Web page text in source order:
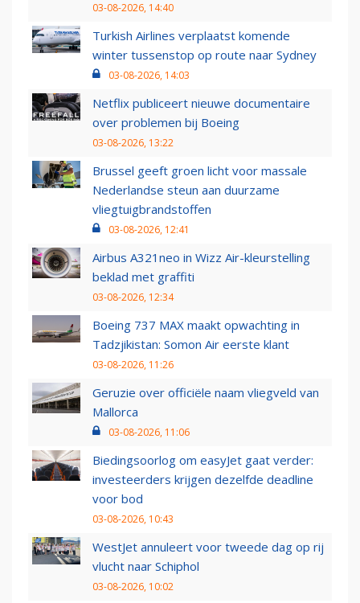
03-08-2026, 14:40
Turkish Airlines verplaatst komende
winter tussenstop op route naar Sydney
03-08-2026, 14:03
Netflix publiceert nieuwe documentaire
over problemen bij Boeing
03-08-2026, 13:22
Brussel geeft groen licht voor massale
Nederlandse steun aan duurzame
vliegtuigbrandstoffen
03-08-2026, 12:41
Airbus A321neo in Wizz Air-kleurstelling
beklad met graffiti
03-08-2026, 12:34
Boeing 737 MAX maakt opwachting in
Tadzjikistan: Somon Air eerste klant
03-08-2026, 11:26
Geruzie over officiële naam vliegveld van
Mallorca
03-08-2026, 11:06
Biedingsoorlog om easyJet gaat verder:
investeerders krijgen dezelfde deadline
voor bod
03-08-2026, 10:43
WestJet annuleert voor tweede dag op rij
vlucht naar Schiphol
03-08-2026, 10:02